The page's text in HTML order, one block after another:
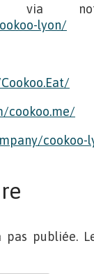
lyon/
cookoo.me/
cookoo-
publiée.